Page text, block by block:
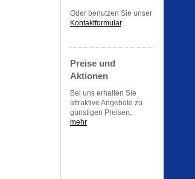
Oder benutzen Sie unser
Kontaktformular.
Preise und
Aktionen
Bei uns erhalten Sie
attraktive Angebote zu
günstigen Preisen.
mehr